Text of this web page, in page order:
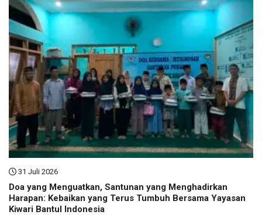
31 Juli 2026
Doa yang Menguatkan, Santunan yang Menghadirkan
Harapan: Kebaikan yang Terus Tumbuh Bersama Yayasan
Kiwari Bantul Indonesia